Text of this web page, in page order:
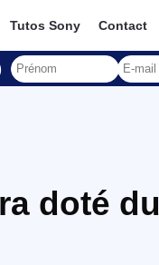
Tutos Sony Contact
doté du